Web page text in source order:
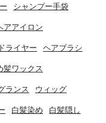
シャンプー手袋
アアイロン
ライヤー ヘアブラシ
髪ワックス
ランス ウィッグ
白髪染め 白髪隠し